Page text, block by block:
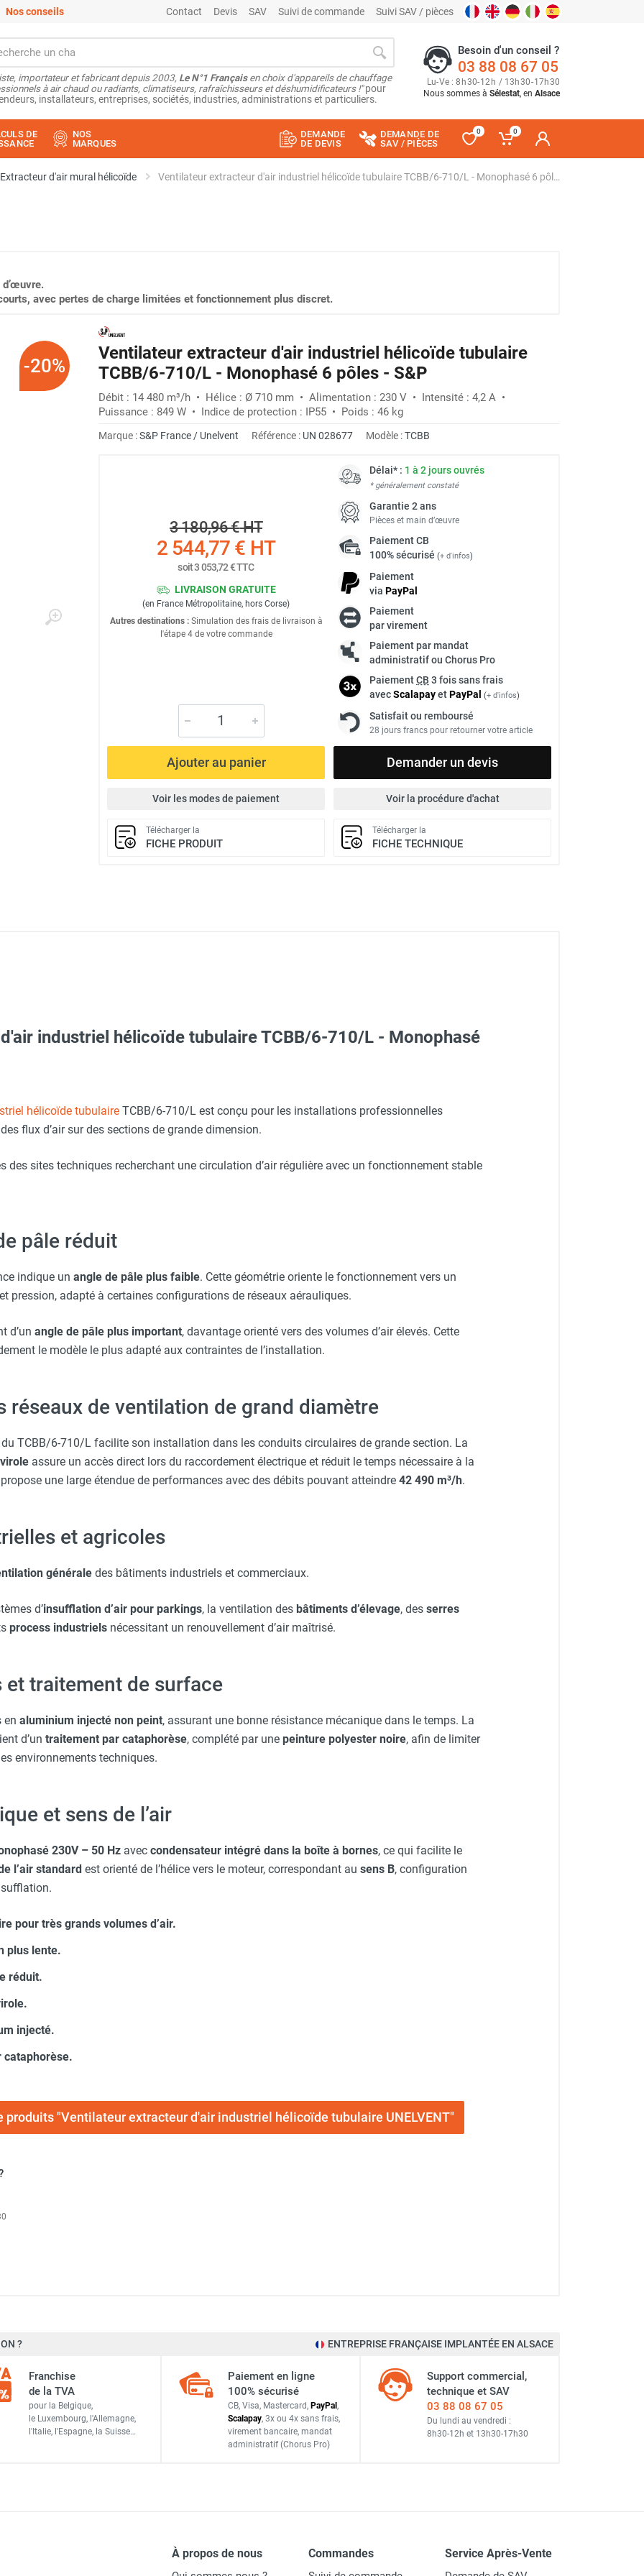
Nos conseils Contact Devis SAV Suivi de commande Suivi SAV / pièces
importateur et fabricant depuis 2003, Le N°1 Françaisen choix d'appareils de chauffage
à air chaud ou radiants, climatiseurs, rafraîchisseurs et déshumidificateurs !"pour
installateurs, entreprises, sociétés, industries, administrations et particuliers.
Besoin d'un conseil ?
03 88 08 67 05
Lu-Ve : 8h30-12h / 13h30-17h30
Nous sommes à Sélestat, en Alsace
DE
NOS
MARQUES
DEMANDE
DE DEVIS
DEMANDE DE
SAV / PIÈCES
0 0
Extracteur d'air mural hélicoïde Ventilateur extracteur d'air industriel hélicoïde tubulaire TCBB/6-710/L - Monophasé 6 pôles - S&P
avec pertes de charge limitées et fonctionnement plus discret.
-20%
Ventilateur extracteur d'air industriel hélicoïde tubulaire
TCBB/6-710/L - Monophasé 6 pôles - S&P
Débit : 14 480 m³/h • Hélice : Ø 710 mm • Alimentation : 230 V • Intensité : 4,2 A •
Puissance : 849 W • Indice de protection : IP55 • Poids : 46 kg
Marque :S&P France / Unelvent Référence : UN 028677 Modèle :TCBB
3 180,96 €HT
2 544,77 € HT
soit3 053,72 €TTC
LIVRAISON GRATUITE
(en France Métropolitaine, hors Corse)
Autres destinations :Simulation des frais de livraison à
l'étape 4 de votre commande
Délai* : 1 à 2 jours ouvrés
* généralement constaté
Garantie 2 ans
Pièces et main d’œuvre
PaiementCB
100% sécurisé (+ d'infos)
Paiement
via PayPal
Paiement
par virement
Paiement par mandat
administratif ou Chorus Pro
PaiementCB 3 fois sans frais
avecScalapayetPayPal (+ d'infos)
Satisfait ou remboursé
28 jours francs pour retourner votre article
Ajouter au panier Demander un devis
Voir les modes de paiement Voir la procédure d'achat
Télécharger la
FICHE PRODUIT
Télécharger la
FICHE TECHNIQUE
ventilateur - S&P
REB-5 - S&P
- S&P
pour ventilateur - S&P
S - HUSQVARNA
M - HUSQVARNA
L - HUSQVARNA
industriel hélicoïde tubulaire TCBB/6-710/L - Monophasé
hélicoïde tubulaire TCBB/6-710/L est conçu pour les installations professionnelles
flux d’air sur des sections de grande dimension.
des sites techniques recherchant une circulation d’air régulière avec un fonctionnement stable
pâle réduit
indique un angle de pâle plus faible. Cette géométrie oriente le fonctionnement vers un
pression, adapté à certaines configurations de réseaux aérauliques.
d’un angle de pâle plus important, davantage orienté vers des volumes d’air élevés. Cette
le modèle le plus adapté aux contraintes de l’installation.
réseaux de ventilation de grand diamètre
du TCBB/6-710/L facilite son installation dans les conduits circulaires de grande section. La
assure un accès direct lors du raccordement électrique et réduit le temps nécessaire à la
une large étendue de performances avec des débits pouvant atteindre 42 490 m³/h.
et agricoles
générale des bâtiments industriels et commerciaux.
d’insufflation d’air pour parkings, la ventilation des bâtiments d’élevage, des serres
process industriels nécessitant un renouvellement d’air maîtrisé.
et traitement de surface
en aluminium injecté non peint, assurant une bonne résistance mécanique dans le temps. La
d’un traitement par cataphorèse, complété par une peinture polyester noire, afin de limiter
environnements techniques.
et sens de l’air
230V – 50 Hz avec condensateur intégré dans la boîte à bornes, ce qui facilite le
l’air standard est orienté de l’hélice vers le moteur, correspondant au sens B, configuration
pour très grands volumes d’air.
plus lente.
réduit.
injecté.
cataphorèse.
produits "Ventilateur extracteur d'air industriel hélicoïde tubulaire UNELVENT"
Ø 710 mm
849 W
230 V - 6 pôles
hélicoïde tubulaire TCBB/4-500/H - Monophasé 4 pôles - S&P
? ENTREPRISE FRANÇAISE IMPLANTÉE EN ALSACE
Franchise
de la TVA
pour la Belgique,
le Luxembourg, l'Allemagne,
l'Italie, l'Espagne, la Suisse…
Paiement en ligne
100% sécurisé
CB, Visa, Mastercard, PayPal ,
Scalapay, 3x ou 4x sans frais,
virement bancaire, mandat
administratif (Chorus Pro)
Support commercial,
technique et SAV
03 88 08 67 05
Du lundi au vendredi :
8h30-12h et 13h30-17h30
À propos de nous Commandes Service Après-Vente